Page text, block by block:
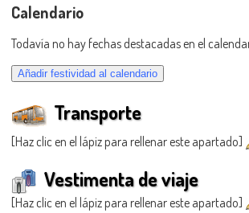
Calendario
Todavía no hay fechas destacadas en el
Transporte
[Haz clic en el lápiz para rellenar este apartado]
Vestimenta de viaje
[Haz clic en el lápiz para rellenar este apartado]